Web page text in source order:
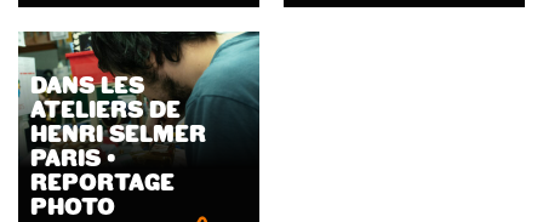
L'ARTICLE
DANS LES
ATELIERS DE
HENRI SELMER
PARIS •
REPORTAGE
PHOTO